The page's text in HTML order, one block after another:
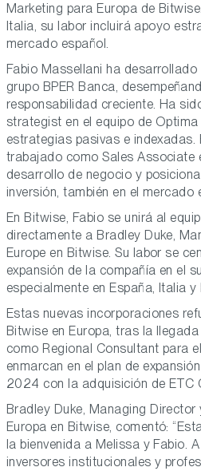
Marketing para Europa de
Italia, su labor incluirá apoyo
mercado español.
Fabio Massellani ha
grupo BPER Banca,
responsabilidad creciente. Ha
strategist en el equipo de Optima
estrategias pasivas e indexadas.
trabajado como Sales Associate
desarrollo de negocio y
inversión, también en el mercado
En Bitwise, Fabio se unirá al
directamente a Bradley Duke,
Europe en Bitwise. Su labor se
expansión de la compañía en el
especialmente en España, Italia y
Estas nuevas incorporaciones
Bitwise en Europa, tras la
como Regional Consultant para
enmarcan en el plan de
2024 con la adquisición de ETC
Bradley Duke, Managing
Europa en Bitwise, comentó:
la bienvenida a Melissa y Fabio.
inversores institucionales y